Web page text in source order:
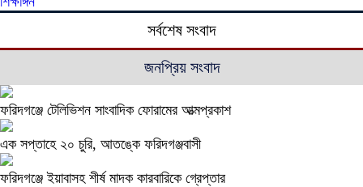
সর্বশেষ সংবাদ
জনপ্রিয় সংবাদ
ফরিদগঞ্জে টেলিভিশন সাংবাদিক ফোরামের আত্মপ্রকাশ
এক সপ্তাহে ২০ চুরি, আতঙ্কে ফরিদগঞ্জবাসী
ফরিদগঞ্জে ইয়াবাসহ শীর্ষ মাদক কারবারিকে গ্রেপ্তার